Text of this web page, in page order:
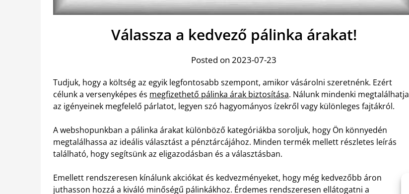
Válassza a kedvező pálinka árakat!
Posted on 2023-07-23
Tudjuk, hogy a költség az egyik legfontosabb szempont, amikor vásárolni szeretnénk. Ezért
célunk a versenyképes és megfizethető pálinka árak biztosítása. Nálunk mindenki megtalálhatja
az igényeinek megfelelő párlatot, legyen szó hagyományos ízekről vagy különleges fajtákról.
A webshopunkban a pálinka árakat különböző kategóriákba soroljuk, hogy Ön könnyedén
megtalálhassa az ideális választást a pénztárcájához. Minden termék mellett részletes leírás
található, hogy segítsünk az eligazodásban és a választásban.
Emellett rendszeresen kínálunk akciókat és kedvezményeket, hogy még kedvezőbb áron
juthasson hozzá a kiváló minőségű pálinkákhoz. Érdemes rendszeresen ellátogatni a